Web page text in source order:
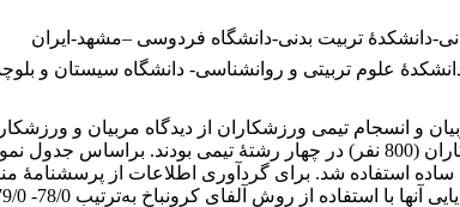
دانشکدۀ تربیت بدنی-دانشگاه فردوسی –مشهد-ایران
علوم تربیتی و روانشناسی- دانشگاه سیستان و
و انسجام تیمی ورزشکاران از دیدگاه مربیان و